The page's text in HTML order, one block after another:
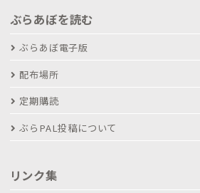
ぶらあぼを読む
ぶらあぼ電子版
配布場所
定期購読
ぶらPAL投稿について
リンク集